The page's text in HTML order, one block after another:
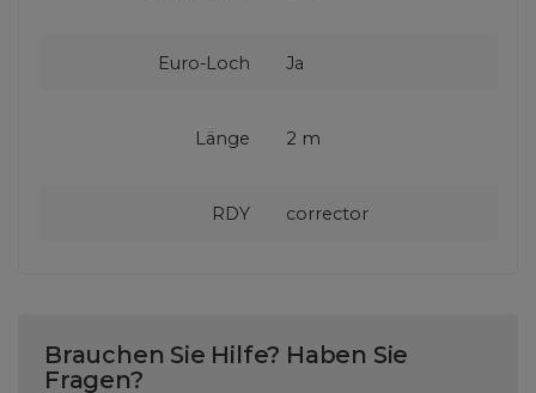
Euro-Loch Ja
Länge 2 m
RDY corrector
Brauchen Sie Hilfe? Haben Sie
Fragen?